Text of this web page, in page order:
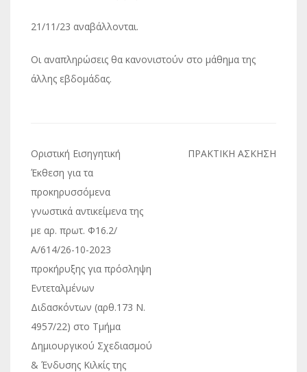
21/11/23 αναβάλλονται.
Οι αναπληρώσεις θα κανονιστούν στο μάθημα της
άλλης εβδομάδας.
Πλοήγηση
άρθρων
Οριστική Εισηγητική
Έκθεση για τα
προκηρυσσόμενα
γνωστικά αντικείμενα της
με αρ. πρωτ. Φ16.2/
Α/614/26-10-2023
προκήρυξης για πρόσληψη
Εντεταλμένων
Διδασκόντων (αρθ.173 Ν.
4957/22) στο Τμήμα
Δημιουργικού Σχεδιασμού
& Ένδυσης Κιλκίς της
ΠΡΑΚΤΙΚΗ ΑΣΚΗΣΗ